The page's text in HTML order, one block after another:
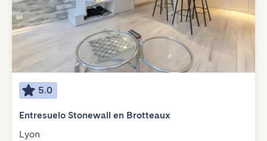
5.0
Entresuelo Stonewall en Brotteaux
Lyon